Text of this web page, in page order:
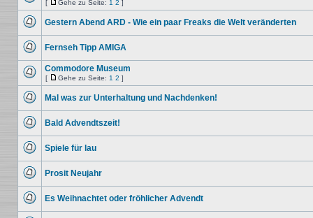
Keine
Beiträge
[
Gehe
Seite
Gehe zu Seite: 1 2 ]
Beiträge
Gestern Abend ARD - Wie ein paar Freaks die Welt veränderten
ungelesenen
Beiträge
Fernseh Tipp AMIGA
Keine
Beiträge
Commodore Museum
[
Gehe
Seite
Gehe zu Seite: 1 2 ]
Beiträge
Mal was zur Unterhaltung und Nachdenken!
Beiträge
Bald Advendtszeit!
Beiträge
Spiele für lau
Beiträge
Prosit Neujahr
Es Weihnachtet oder fröhlicher Advendt